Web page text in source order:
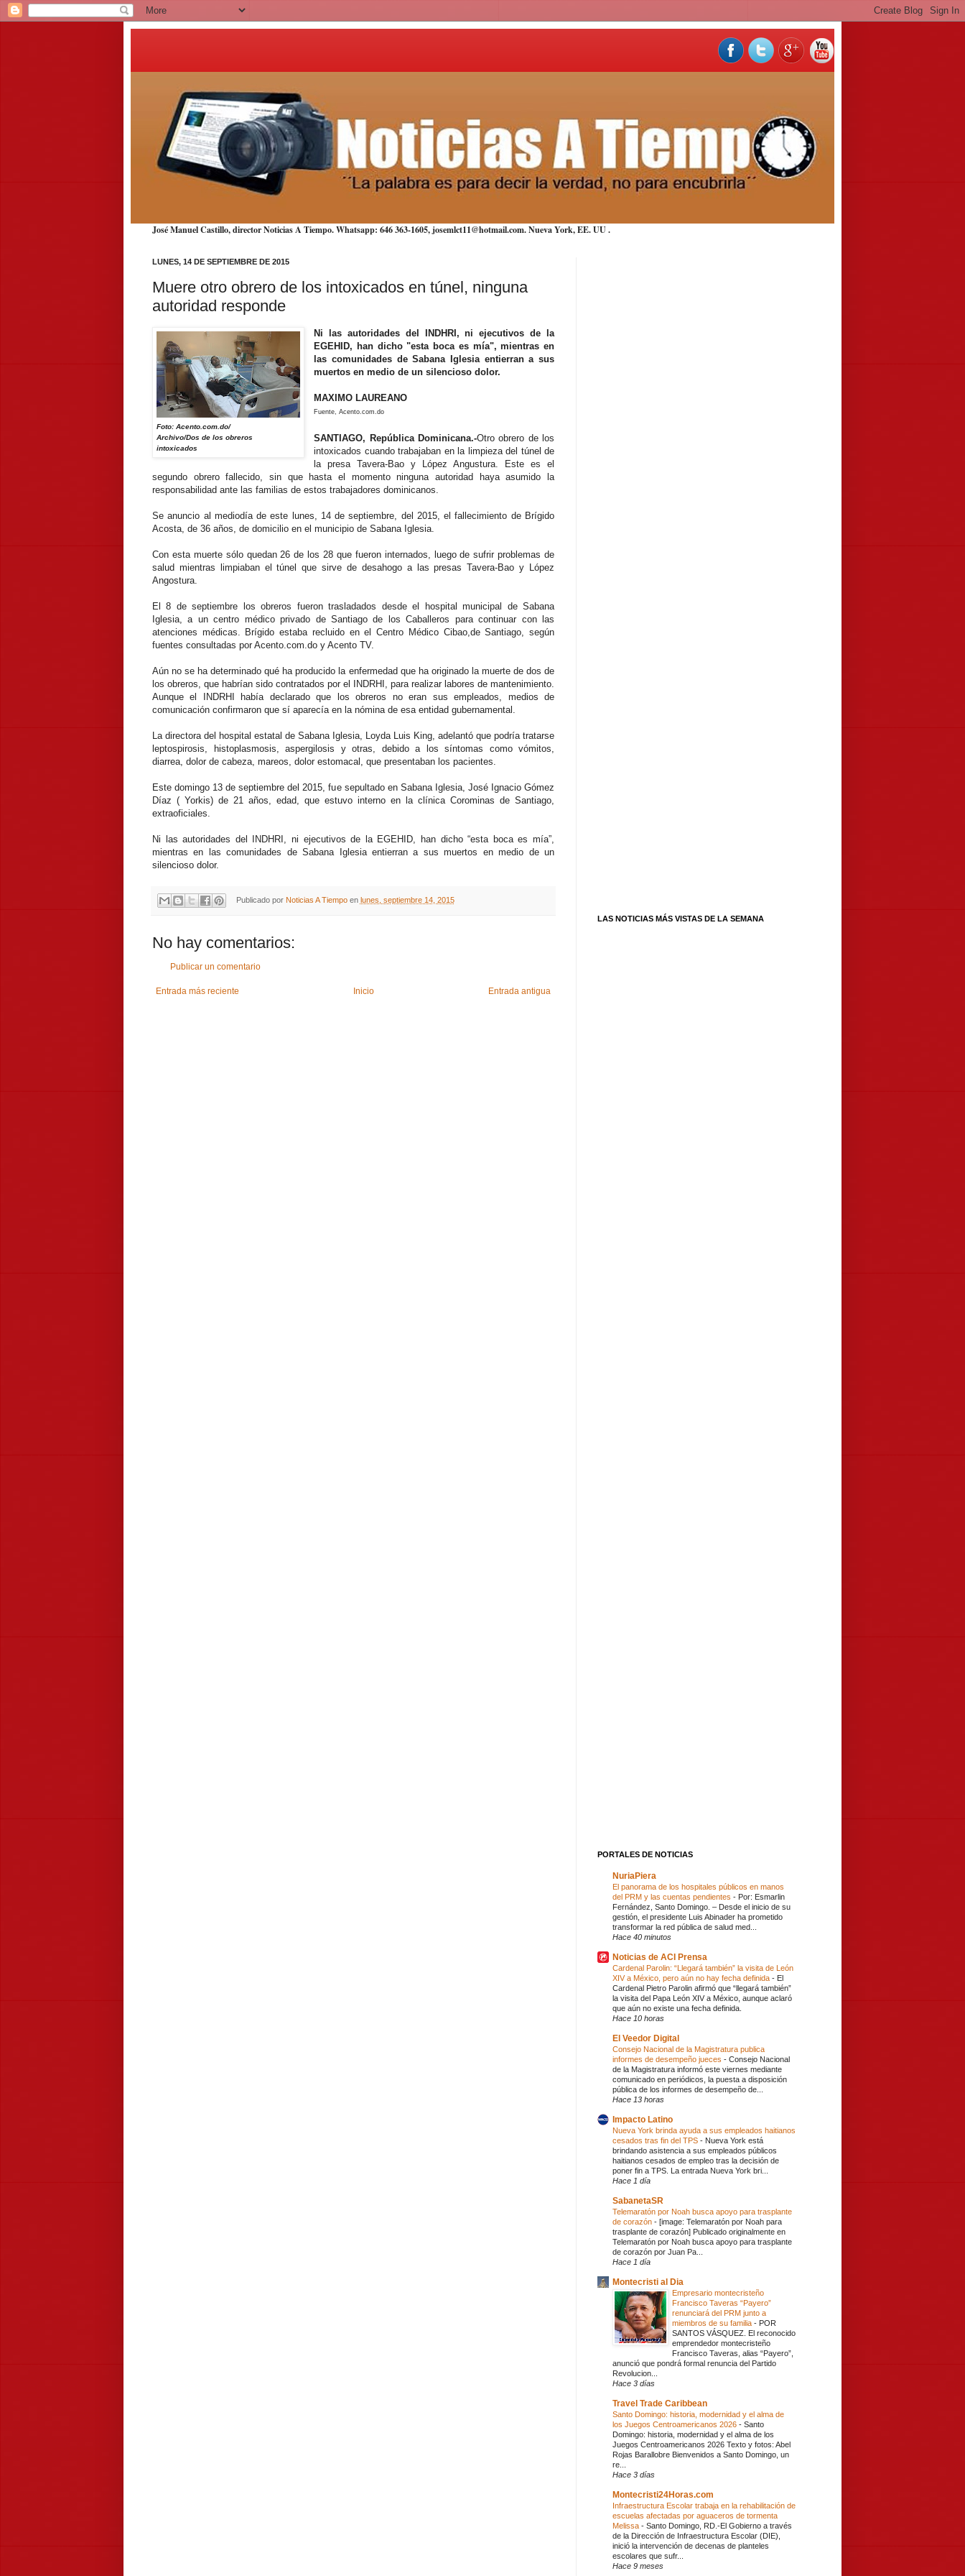
José Manuel Castillo, director Noticias A Tiempo. Whatsapp: 646 363-1605, josemlct11@hotmail.com. Nueva York,EE. UU.
LUNES, 14 DE SEPTIEMBRE DE 2015
Muere otro obrero de los intoxicados en túnel, ninguna
autoridad responde
Foto: Acento.com.do/
Archivo/Dos de los obreros
intoxicados
Ni las autoridades del INDHRI, ni ejecutivos de la
EGEHID, han dicho "esta boca es mía", mientras en
las comunidades de Sabana Iglesia entierran a sus
muertos en medio de un silencioso dolor.
MAXIMO LAUREANO
Fuente, Acento.com.do
SANTIAGO, República Dominicana.-Otro obrero de los
intoxicados cuando trabajaban en la limpieza del túnel de
la presa Tavera-Bao y López Angustura. Este es el
segundo obrero fallecido, sin que hasta el momento ninguna autoridad haya asumido la
responsabilidad ante las familias de estos trabajadores dominicanos.
Se anuncio al mediodía de este lunes, 14 de septiembre, del 2015, el fallecimiento de Brígido
Acosta, de 36 años, de domicilio en el municipio de Sabana Iglesia.
Con esta muerte sólo quedan 26 de los 28 que fueron internados, luego de sufrir problemas de
salud mientras limpiaban el túnel que sirve de desahogo a las presas Tavera-Bao y López
Angostura.
El 8 de septiembre los obreros fueron trasladados desde el hospital municipal de Sabana
Iglesia, a un centro médico privado de Santiago de los Caballeros para continuar con las
atenciones médicas. Brígido estaba recluido en el Centro Médico Cibao,de Santiago, según
fuentes consultadas por Acento.com.do y Acento TV.
Aún no se ha determinado qué ha producido la enfermedad que ha originado la muerte de dos de
los obreros, que habrían sido contratados por el INDRHI, para realizar labores de mantenimiento.
Aunque el INDRHI había declarado que los obreros no eran sus empleados, medios de
comunicación confirmaron que sí aparecía en la nómina de esa entidad gubernamental.
La directora del hospital estatal de Sabana Iglesia, Loyda Luis King, adelantó que podría tratarse
leptospirosis, histoplasmosis, aspergilosis y otras, debido a los síntomas como vómitos,
diarrea, dolor de cabeza, mareos, dolor estomacal, que presentaban los pacientes.
Este domingo 13 de septiembre del 2015, fue sepultado en Sabana Iglesia, José Ignacio Gómez
Díaz ( Yorkis) de 21 años, edad, que estuvo interno en la clínica Corominas de Santiago,
extraoficiales.
Ni las autoridades del INDHRI, ni ejecutivos de la EGEHID, han dicho “esta boca es mía”,
mientras en las comunidades de Sabana Iglesia entierran a sus muertos en medio de un
silencioso dolor.
Publicado por Noticias A Tiempo en lunes, septiembre 14, 2015
No hay comentarios:
Publicar un comentario
Entrada más reciente Entrada antigua
Inicio
LAS NOTICIAS MÁS VISTAS DE LA SEMANA
PORTALES DE NOTICIAS
NuriaPiera
El panorama de los hospitales públicos en manos
del PRM y las cuentas pendientes - Por: Esmarlin
Fernández, Santo Domingo. – Desde el inicio de su
gestión, el presidente Luis Abinader ha prometido
transformar la red pública de salud med...
Hace 40 minutos
Noticias de ACI Prensa
Cardenal Parolin: “Llegará también” la visita de León
XIV a México, pero aún no hay fecha definida - El
Cardenal Pietro Parolin afirmó que “llegará también”
la visita del Papa León XIV a México, aunque aclaró
que aún no existe una fecha definida.
Hace 10 horas
El Veedor Digital
Consejo Nacional de la Magistratura publica
informes de desempeño jueces - Consejo Nacional
de la Magistratura informó este viernes mediante
comunicado en periódicos, la puesta a disposición
pública de los informes de desempeño de...
Hace 13 horas
Impacto Latino
Nueva York brinda ayuda a sus empleados haitianos
cesados tras fin del TPS - Nueva York está
brindando asistencia a sus empleados públicos
haitianos cesados de empleo tras la decisión de
poner fin a TPS. La entrada Nueva York bri...
Hace 1 día
SabanetaSR
Telemaratón por Noah busca apoyo para trasplante
de corazón - [image: Telemaratón por Noah para
trasplante de corazón] Publicado originalmente en
Telemaratón por Noah busca apoyo para trasplante
de corazón por Juan Pa...
Hace 1 día
Montecristi al Dia
Empresario montecristeño
Francisco Taveras “Payero”
renunciará del PRM junto a
miembros de su familia - POR
SANTOS VÁSQUEZ. El reconocido
emprendedor montecristeño
Francisco Taveras, alias “Payero”,
anunció que pondrá formal renuncia del Partido
Revolucion...
Hace 3 días
Travel Trade Caribbean
Santo Domingo: historia, modernidad y el alma de
los Juegos Centroamericanos 2026 - Santo
Domingo: historia, modernidad y el alma de los
Juegos Centroamericanos 2026 Texto y fotos: Abel
Rojas Barallobre Bienvenidos a Santo Domingo, un
re...
Hace 3 días
Montecristi24Horas.com
Infraestructura Escolar trabaja en la rehabilitación de
escuelas afectadas por aguaceros de tormenta
Melissa - Santo Domingo, RD.-El Gobierno a través
de la Dirección de Infraestructura Escolar (DIE),
inició la intervención de decenas de planteles
escolares que sufr...
Hace 9 meses